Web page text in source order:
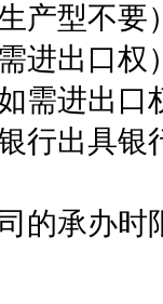
产型不
进出口
需进出
行出具
的承办时